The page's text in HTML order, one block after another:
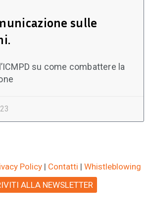
sulle
su come combattere la
Policy | Contatti | Whistleblowing
ALLA NEWSLETTER